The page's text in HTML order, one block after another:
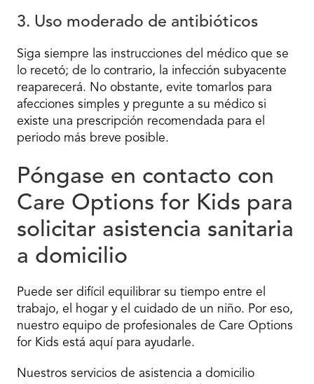
3. Uso moderado de antibióticos
Siga siempre las instrucciones del médico que se
lo recetó; de lo contrario, la infección subyacente
reaparecerá. No obstante, evite tomarlos para
afecciones simples y pregunte a su médico si
existe una prescripción recomendada para el
periodo más breve posible.
Póngase en contacto con
Care Options for Kids para
solicitar asistencia sanitaria
a domicilio
Puede ser difícil equilibrar su tiempo entre el
trabajo, el hogar y el cuidado de un niño. Por eso,
nuestro equipo de profesionales de Care Options
for Kids está aquí para ayudarle.
Nuestros servicios de asistencia a domicilio